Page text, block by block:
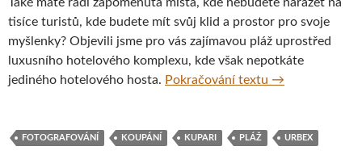
tisíce turistů, kde budete mít svůj klid a prostor pro svoje
myšlenky? Objevili jsme pro vás zajímavou pláž uprostřed
luxusního hotelového komplexu, kde však nepotkáte
jediného hotelového hosta. Pokračování textu Kupari –
→
FOTOGRAFOVÁNÍ KOUPÁNÍ KUPARI PLÁŽ URBEX